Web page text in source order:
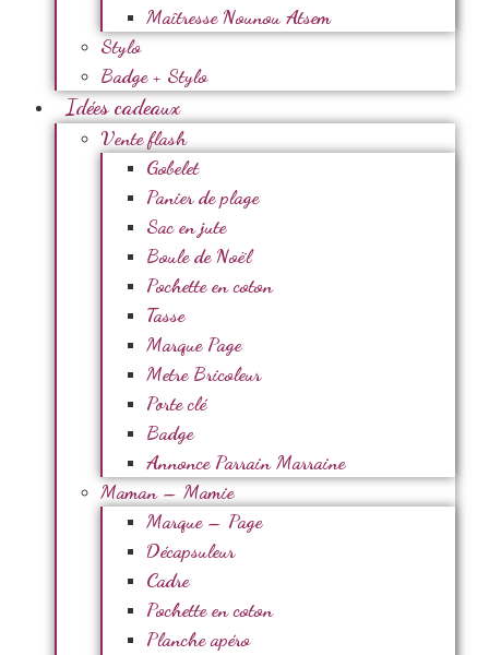
Maîtresse Nounou Atsem
Stylo
Badge + Stylo
Idées cadeaux
Vente flash
Gobelet
Panier de plage
Sac en jute
Boule de Noël
Pochette en coton
Tasse
Marque Page
Metre Bricoleur
Porte clé
Badge
Annonce Parrain Marraine
Maman – Mamie
Marque – Page
Décapsuleur
Cadre
Pochette en coton
Planche apéro